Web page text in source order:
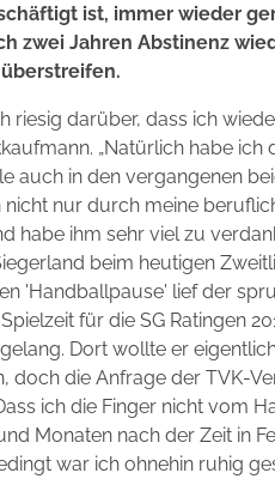
ist, immer wieder
zwei Jahren Abstinenz
riesig darüber, dass ich
„Natürlich habe ich
auch in den vergangenen
nur durch meine
habe ihm sehr viel zu
beim heutigen
'Handballpause' lief der
für die SG Ratingen
Dort wollte er
doch die Anfrage der TVK-
ich die Finger nicht vom
Monaten nach der Zeit in
war ich ohnehin ruhig